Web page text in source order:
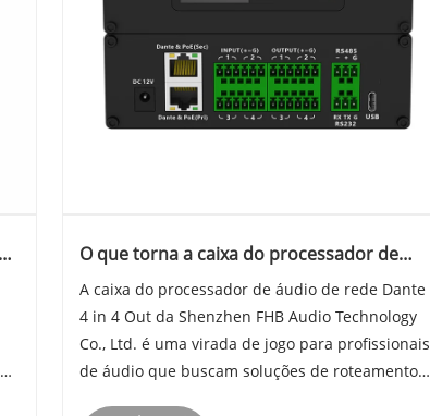
O que torna a caixa do processador de
para sistemas de áudio modernos?
A caixa do processador de áudio de rede Dante
4 in 4 Out da Shenzhen FHB Audio Technology
Co., Ltd. é uma virada de jogo para profissionais
de áudio que buscam soluções de roteamento